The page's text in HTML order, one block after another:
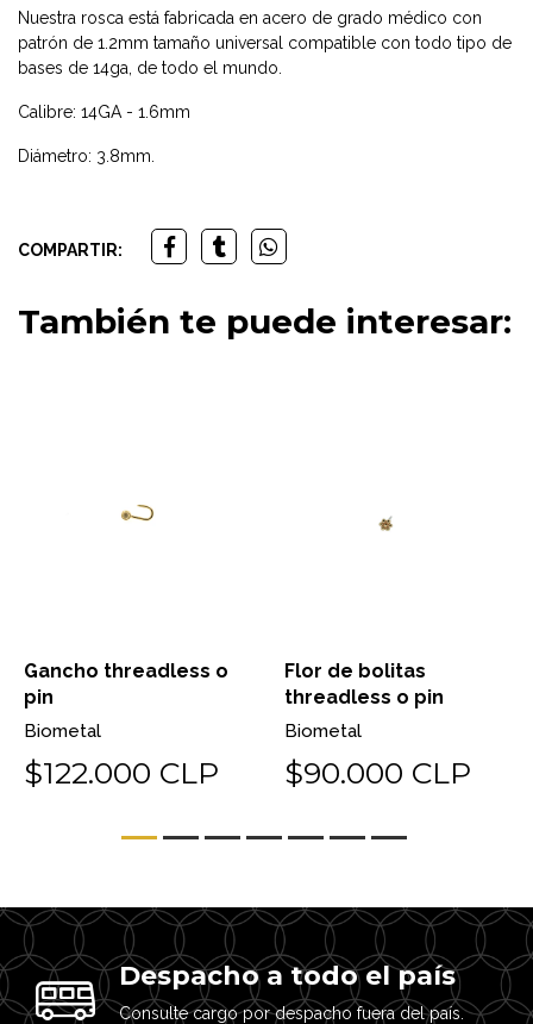
Nuestra rosca está fabricada en acero de grado médico con
patrón de 1.2mm tamaño universal compatible con todo tipo de
bases de 14ga, de todo el mundo.
Calibre: 14GA - 1.6mm
Diámetro: 3.8mm.
COMPARTIR:
También te puede interesar:
Gancho threadless o
pin
Biometal
$122.000 CLP
Flor de bolitas
threadless o pin
Biometal
$90.000 CLP
Despacho a todo el país
Consulte cargo por despacho fuera del país.